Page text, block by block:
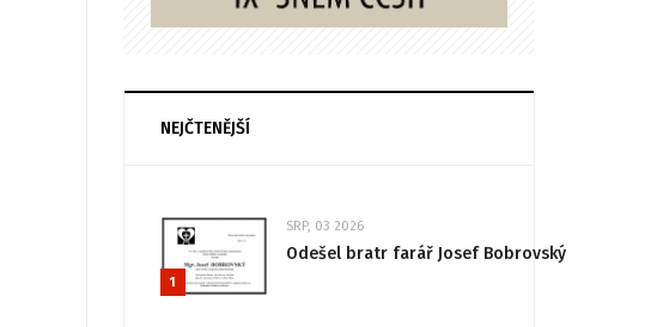
NEJČTENĚJŠÍ
1
SRP, 03 2026
Odešel bratr farář Josef Bobrovský